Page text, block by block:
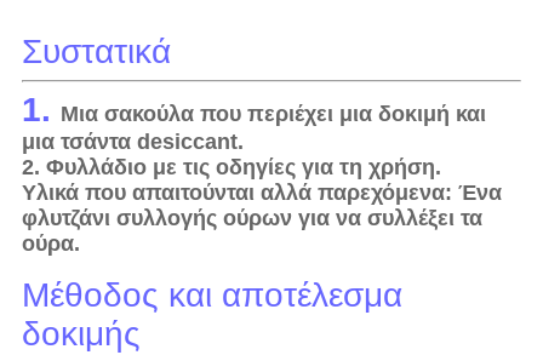
Συστατικά
1. Μια σακούλα που περιέχει μια δοκιμή και
μια τσάντα desiccant.
2. Φυλλάδιο με τις οδηγίες για τη χρήση.
Υλικά που απαιτούνται αλλά παρεχόμενα: Ένα
φλυτζάνι συλλογής ούρων για να συλλέξει τα
ούρα.
Μέθοδος και αποτέλεσμα
δοκιμής